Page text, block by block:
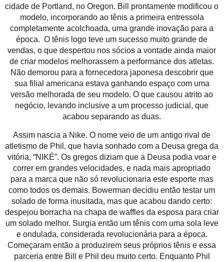
cidade de Portland, no Oregon. Bill prontamente modificou o
modelo, incorporando ao tênis a primeira entressola
completamente acolchoada, uma grande inovação para a
época. O tênis logo teve um sucesso muito grande de
vendas, o que despertou nos sócios a vontade ainda maior
de criar modelos melhorassem a performance dos atletas.
Não demorou para a fornecedora japonesa descobrir que
sua filial americana estava ganhando espaço com uma
versão melhorada de seu modelo. O que causou atrito ao
negócio, levando inclusive a um processo judicial, que
acabou separando as duas.
Assim nascia a Nike. O nome veio de um antigo rival de
atletismo de Phil, que havia sonhado com a Deusa grega da
vitória, “NIKÉ”. Os gregos diziam que a Deusa podia voar e
correr em grandes velocidades, e nada mais apropriado
para a marca que não só revolucionaria este esporte mas
como todos os demais. Bowerman decidiu então testar um
solado de forma inusitada, mas que acabou dando certo:
despejou borracha na chapa de waffles da esposa para criar
um solado melhor. Surgia então um tênis com uma sola leve
e ondulada, considerada revolucionária para a época.
Começaram então a produzirem seus próprios tênis e essa
parceria entre Bill e Phil deu muito certo. Enquanto Phil